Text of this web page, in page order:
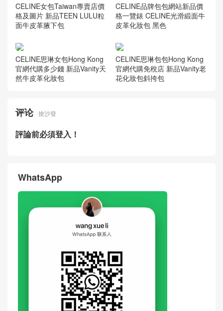
CELINE女包Taiwan專賣店價
格及圖片 新品TEEN LULU粒
面牛皮革腋下包
CELINE品牌包包網站新品價
格一覽錶 CELINE光滑緞面牛
皮革化妝包 黑色
CELINE思琳女包Hong Kong
官網代購多少錢 新品Vanity天
然牛皮革化妝包
CELINE思琳包包Hong Kong
官網代購免稅店 新品Vanity老
花化妝包斜挎包
评论 搶沙發
評論前必須登入！
WhatsApp